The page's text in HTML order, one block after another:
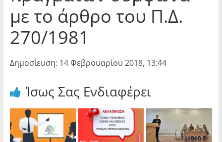
με το άρθρο του Π.Δ.
270/1981
Δημοσίευση: 14 Φεβρουαρίου 2018, 13:44
Ίσως Σας Ενδιαφέρει